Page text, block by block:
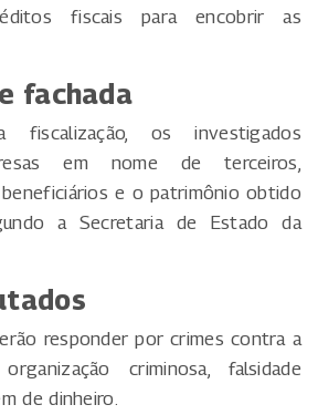
fiscais para encobrir as
fachada
fiscalização, os investigados
em nome de terceiros,
e o patrimônio obtido
a Secretaria de Estado da
responder por crimes contra a
criminosa, falsidade
de dinheiro.